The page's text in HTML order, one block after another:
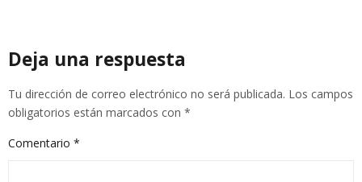
Deja una respuesta
Tu dirección de correo electrónico no será publicada. Los campos
obligatorios están marcados con *
Comentario *